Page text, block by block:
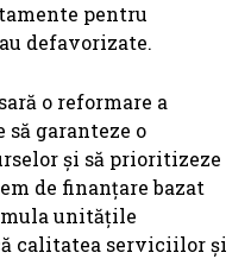
pentru
defavorizate.
o reformare a
garanteze o
și să prioritizeze
de finanțare bazat
unitățile
calitatea serviciilor și